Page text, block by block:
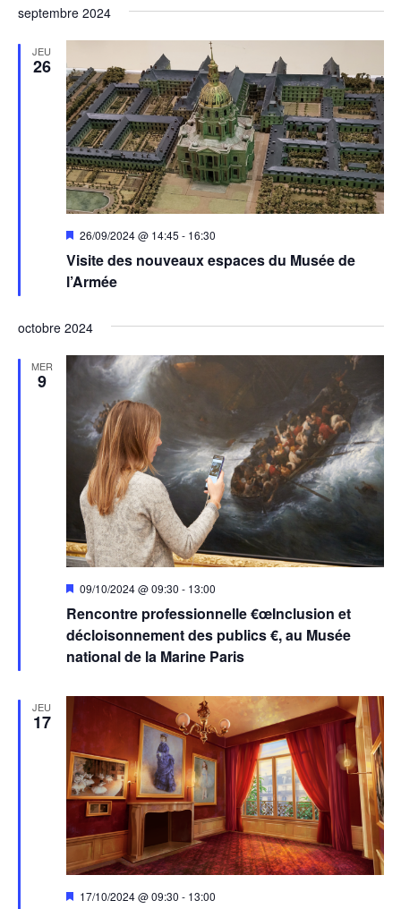
de
vues
une
date.
septembre 2024
JEU
26
Visite des nouveaux espaces du Musée de
l’Armée
Mis
avant
26/09/2024 @ 14:45 - 16:30
octobre 2024
MER
9
Rencontre professionnelle €œInclusion et
décloisonnement des publics €, au Musée
national de la Marine Paris
Mis
avant
09/10/2024 @ 09:30 - 13:00
JEU
17
Mis
17/10/2024 @ 09:30 - 13:00